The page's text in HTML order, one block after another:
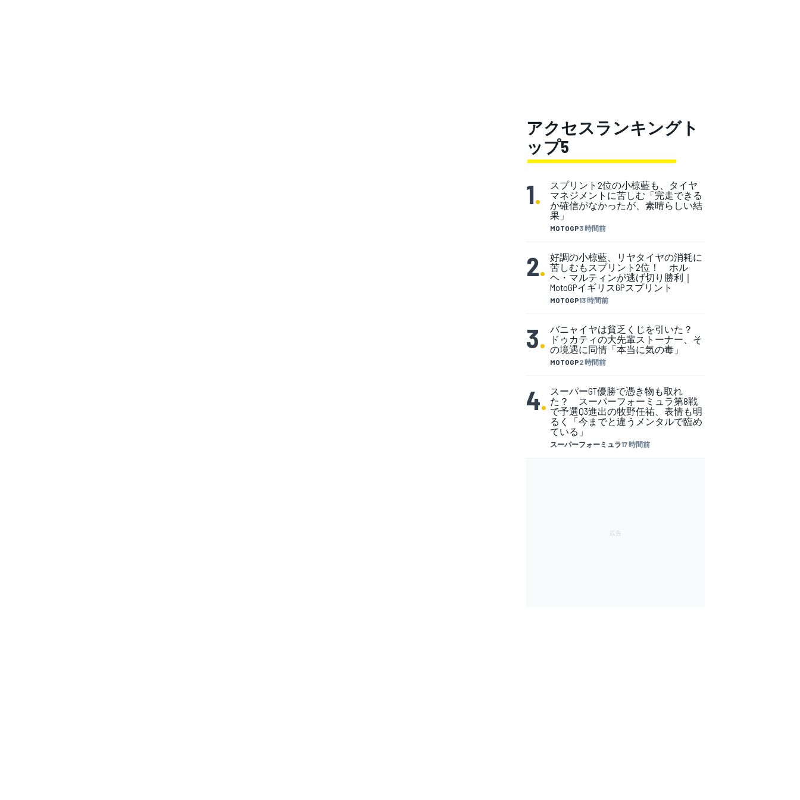
アクセスランキングト
ップ5
1.
MOTOGP3 時間前
スプリント2位の小椋藍も、タイヤ
マネジメントに苦しむ「完走できる
か確信がなかったが、素晴らしい結
果」
2.
MOTOGP13 時間前
好調の小椋藍、リヤタイヤの消耗に
苦しむもスプリント2位！ ホル
ヘ・マルティンが逃げ切り勝利｜
MotoGPイギリスGPスプリント
3.
MOTOGP2 時間前
バニャイヤは貧乏くじを引いた？
ドゥカティの大先輩ストーナー、そ
の境遇に同情「本当に気の毒」
4.
スーパーフォーミュラ17 時間前
スーパーGT優勝で憑き物も取れ
た？ スーパーフォーミュラ第8戦
で予選Q3進出の牧野任祐、表情も明
るく「今までと違うメンタルで臨め
ている」